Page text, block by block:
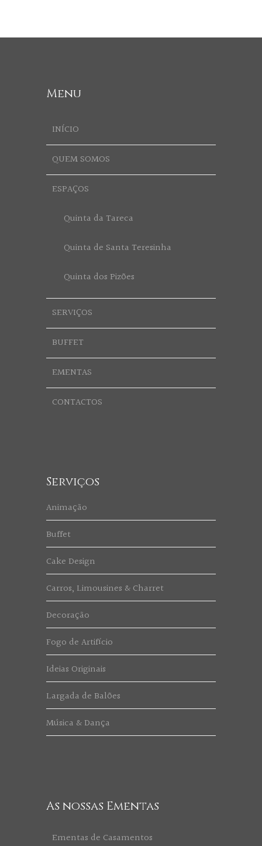
Menu
INÍCIO
QUEM SOMOS
ESPAÇOS
Quinta da Tareca
Quinta de Santa Teresinha
Quinta dos Pizões
SERVIÇOS
BUFFET
EMENTAS
CONTACTOS
Serviços
Animação
Buffet
Cake Design
Carros, Limousines & Charret
Decoração
Fogo de Artifício
Ideias Originais
Largada de Balões
Música & Dança
As nossas Ementas
Ementas de Casamentos